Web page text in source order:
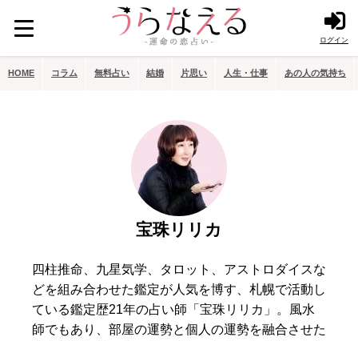
ログイン
HOME コラム 無料占い 結婚 片思い 人生・仕事 あの人の気持ち
宝珠リリカ
四柱推命、九星気学、タロット、アストロダイスな
どを組み合わせた鑑定が人気を博す、札幌で活動し
ている鑑定歴21年の占い師「宝珠リリカ」。風水
師でもあり、部屋の運勢と個人の運勢を融合させた